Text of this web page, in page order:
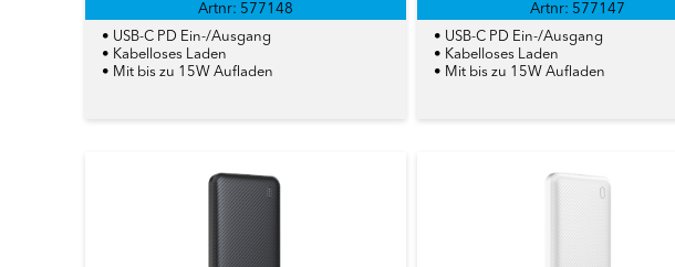
Artnr: 577147
• USB-C PD Ein-/Ausgang
• Kabelloses Laden
• Mit bis zu 15W Aufladen
Artnr: 577148
• USB-C PD Ein-/Ausgang
• Kabelloses Laden
• Mit bis zu 15W Aufladen